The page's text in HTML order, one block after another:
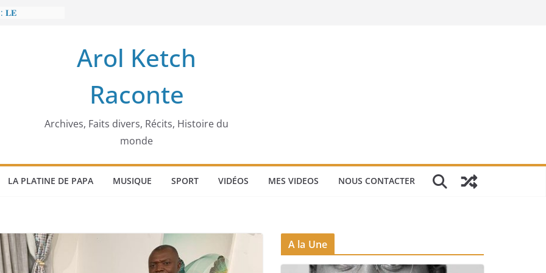
𝐋𝐄
𝐨𝐫𝐝𝐢𝐧𝐚𝐭𝐞𝐮𝐫
Arol Ketch
Raconte
Archives, Faits divers, Récits, Histoire du
monde
LA PLATINE DE PAPA MUSIQUE SPORT VIDÉOS MES VIDEOS NOUS CONTACTER
A la Une